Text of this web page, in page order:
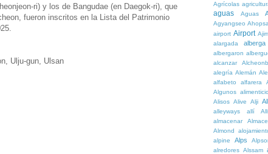
ri) y los de Bangudae (en Daegok-ri), que
fueron inscritos en la Lista del Patrimonio
Ulju-gun, Ulsan
Agrícolas
aguas Aguas
Agyangseo
airport Airport
alargada alberga
albergaron
alcanzar
alegría Alemán
alfabeto
alfarera
Algunos
Alisos Alive Alji All
alleyways
allí
almacenar
Almond
alpine
Alps
alredores Alssam